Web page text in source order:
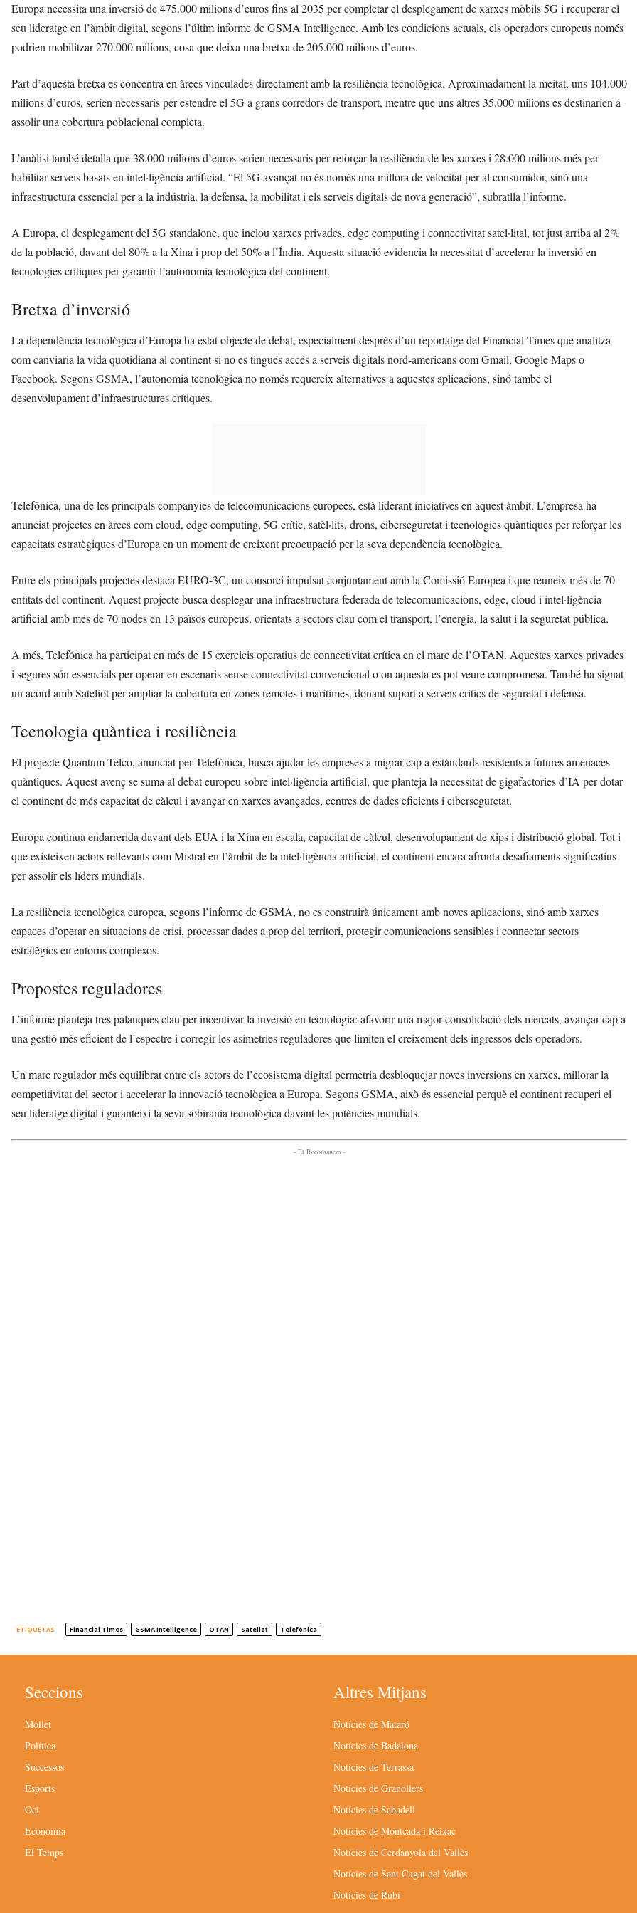
Europa necessita una inversió de 475.000 milions d’euros fins al 2035 per completar el desplegament de xarxes mòbils 5G i recuperar el
seu lideratge en l’àmbit digital, segons l’últim informe de GSMA Intelligence. Amb les condicions actuals, els operadors europeus només
podrien mobilitzar 270.000 milions, cosa que deixa una bretxa de 205.000 milions d’euros.
Part d’aquesta bretxa es concentra en àrees vinculades directament amb la resiliència tecnològica. Aproximadament la meitat, uns 104.000
milions d’euros, serien necessaris per estendre el 5G a grans corredors de transport, mentre que uns altres 35.000 milions es destinarien a
assolir una cobertura poblacional completa.
L’anàlisi també detalla que 38.000 milions d’euros serien necessaris per reforçar la resiliència de les xarxes i 28.000 milions més per
habilitar serveis basats en intel·ligència artificial. “El 5G avançat no és només una millora de velocitat per al consumidor, sinó una
infraestructura essencial per a la indústria, la defensa, la mobilitat i els serveis digitals de nova generació”, subratlla l’informe.
A Europa, el desplegament del 5G standalone, que inclou xarxes privades, edge computing i connectivitat satel·lital, tot just arriba al 2%
de la població, davant del 80% a la Xina i prop del 50% a l’Índia. Aquesta situació evidencia la necessitat d’accelerar la inversió en
tecnologies crítiques per garantir l’autonomia tecnològica del continent.
Bretxa d’inversió
La dependència tecnològica d’Europa ha estat objecte de debat, especialment després d’un reportatge del Financial Times que analitza
com canviaria la vida quotidiana al continent si no es tingués accés a serveis digitals nord-americans com Gmail, Google Maps o
Facebook. Segons GSMA, l’autonomia tecnològica no només requereix alternatives a aquestes aplicacions, sinó també el
desenvolupament d’infraestructures crítiques.
Telefónica, una de les principals companyies de telecomunicacions europees, està liderant iniciatives en aquest àmbit. L’empresa ha
anunciat projectes en àrees com cloud, edge computing, 5G crític, satèl·lits, drons, ciberseguretat i tecnologies quàntiques per reforçar les
capacitats estratègiques d’Europa en un moment de creixent preocupació per la seva dependència tecnològica.
Entre els principals projectes destaca EURO-3C, un consorci impulsat conjuntament amb la Comissió Europea i que reuneix més de 70
entitats del continent. Aquest projecte busca desplegar una infraestructura federada de telecomunicacions, edge, cloud i intel·ligència
artificial amb més de 70 nodes en 13 països europeus, orientats a sectors clau com el transport, l’energia, la salut i la seguretat pública.
A més, Telefónica ha participat en més de 15 exercicis operatius de connectivitat crítica en el marc de l’OTAN. Aquestes xarxes privades
i segures són essencials per operar en escenaris sense connectivitat convencional o on aquesta es pot veure compromesa. També ha signat
un acord amb Sateliot per ampliar la cobertura en zones remotes i marítimes, donant suport a serveis crítics de seguretat i defensa.
Tecnologia quàntica i resiliència
El projecte Quantum Telco, anunciat per Telefónica, busca ajudar les empreses a migrar cap a estàndards resistents a futures amenaces
quàntiques. Aquest avenç se suma al debat europeu sobre intel·ligència artificial, que planteja la necessitat de gigafactories d’IA per dotar
el continent de més capacitat de càlcul i avançar en xarxes avançades, centres de dades eficients i ciberseguretat.
Europa continua endarrerida davant dels EUA i la Xina en escala, capacitat de càlcul, desenvolupament de xips i distribució global. Tot i
que existeixen actors rellevants com Mistral en l’àmbit de la intel·ligència artificial, el continent encara afronta desafiaments significatius
per assolir els líders mundials.
La resiliència tecnològica europea, segons l’informe de GSMA, no es construirà únicament amb noves aplicacions, sinó amb xarxes
capaces d’operar en situacions de crisi, processar dades a prop del territori, protegir comunicacions sensibles i connectar sectors
estratègics en entorns complexos.
Propostes reguladores
L’informe planteja tres palanques clau per incentivar la inversió en tecnologia: afavorir una major consolidació dels mercats, avançar cap a
una gestió més eficient de l’espectre i corregir les asimetries reguladores que limiten el creixement dels ingressos dels operadors.
Un marc regulador més equilibrat entre els actors de l’ecosistema digital permetria desbloquejar noves inversions en xarxes, millorar la
competitivitat del sector i accelerar la innovació tecnològica a Europa. Segons GSMA, això és essencial perquè el continent recuperi el
seu lideratge digital i garanteixi la seva sobirania tecnològica davant les potències mundials.
- Et Recomanem -
ETIQUETAS Financial Times GSMA Intelligence OTAN Sateliot Telefónica
Seccions
Mollet
Política
Successos
Esports
Oci
Economia
El Temps
Altres Mitjans
Notícies de Mataró
Notícies de Badalona
Notícies de Terrassa
Notícies de Granollers
Notícies de Sabadell
Notícies de Montcada i Reixac
Notícies de Cerdanyola del Vallès
Notícies de Sant Cugat del Vallès
Notícies de Rubí